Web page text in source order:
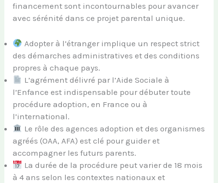
financement sont incontournables pour avancer
avec sérénité dans ce projet parental unique.
Adopter à l’étranger implique un respect strict
des démarches administratives et des conditions
propres à chaque pays.
L’agrément délivré par l’Aide Sociale à
l’Enfance est indispensable pour débuter toute
procédure adoption, en France ou à
l’international.
Le rôle des agences adoption et des organismes
agréés (OAA, AFA) est clé pour guider et
accompagner les futurs parents.
La durée de la procédure peut varier de 18 mois
à 4 ans selon les contextes nationaux et